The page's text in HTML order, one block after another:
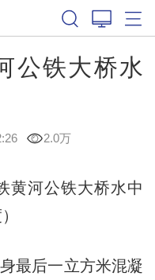
公铁大桥水
2.0万
河公铁大桥水中
后一立方米混凝